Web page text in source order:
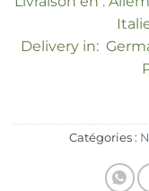
Delivery in:
Catégories :